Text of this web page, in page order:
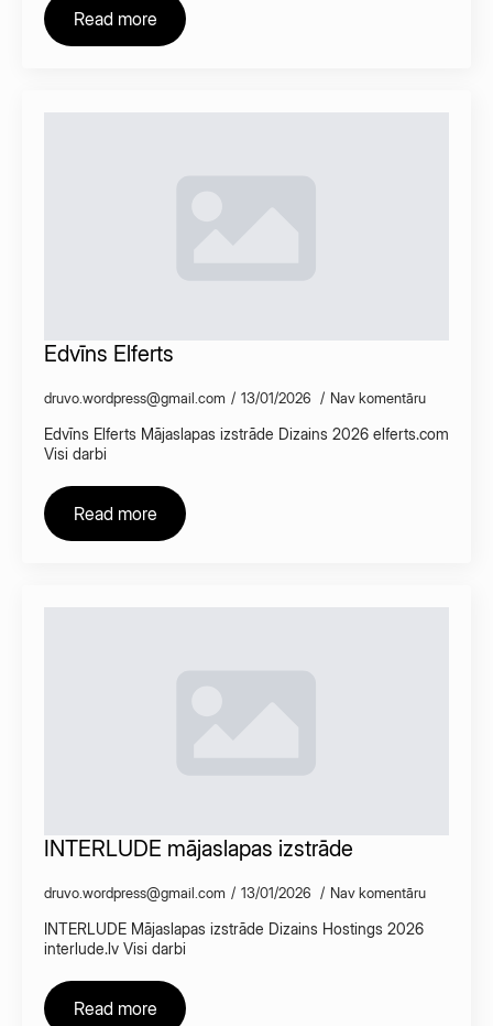
Read more
Edvīns Elferts
druvo.wordpress@gmail.com 13/01/2026 Nav komentāru
Edvīns Elferts Mājaslapas izstrāde Dizains 2026 elferts.com
Visi darbi
Read more
INTERLUDE mājaslapas izstrāde
druvo.wordpress@gmail.com 13/01/2026 Nav komentāru
INTERLUDE Mājaslapas izstrāde Dizains Hostings 2026
interlude.lv Visi darbi
Read more